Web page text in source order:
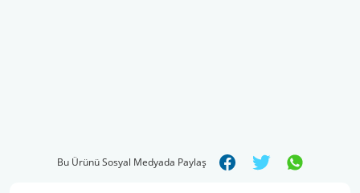
Bu Ürünü Sosyal Medyada Paylaş